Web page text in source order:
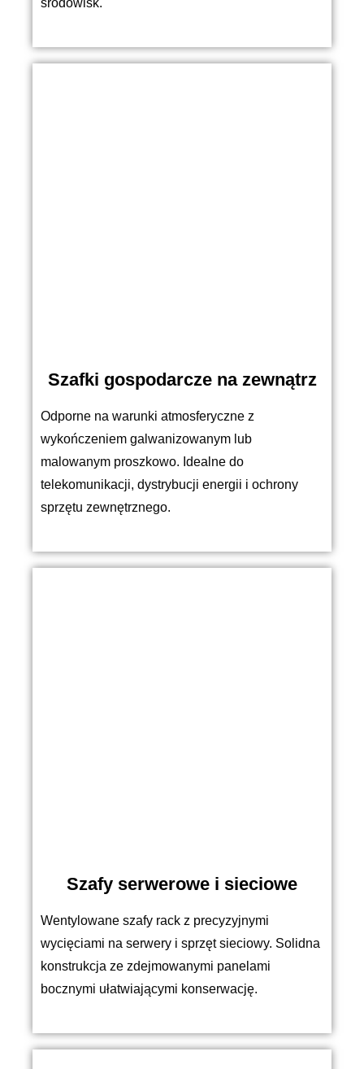
środowisk.
Szafki gospodarcze na zewnątrz
Odporne na warunki atmosferyczne z
wykończeniem galwanizowanym lub
malowanym proszkowo. Idealne do
telekomunikacji, dystrybucji energii i ochrony
sprzętu zewnętrznego.
Szafy serwerowe i sieciowe
Wentylowane szafy rack z precyzyjnymi
wycięciami na serwery i sprzęt sieciowy. Solidna
konstrukcja ze zdejmowanymi panelami
bocznymi ułatwiającymi konserwację.